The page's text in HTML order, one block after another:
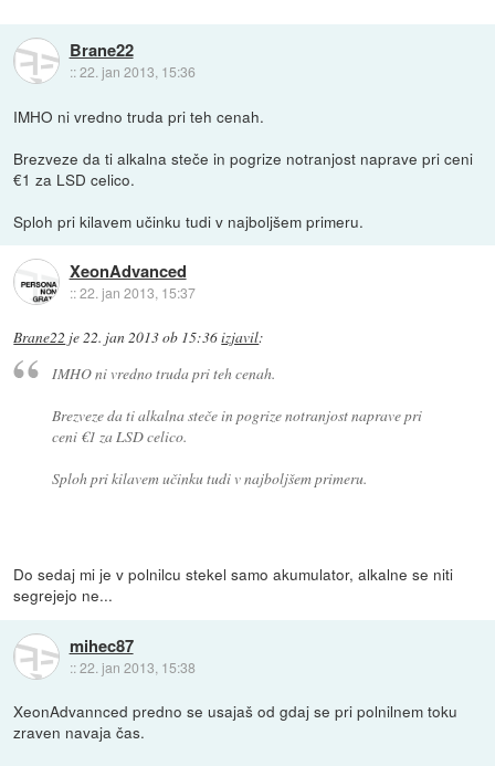
Brane22
::22. jan 2013, 15:36
IMHO ni vredno truda pri teh cenah.
Brezveze da ti alkalna steče in pogrize notranjost naprave pri ceni
€1 za LSD celico.
Sploh pri kilavem učinku tudi v najboljšem primeru.
XeonAdvanced
::22. jan 2013, 15:37
Brane22 je22. jan 2013 ob 15:36izjavil:
IMHO ni vredno truda pri teh cenah.
Brezveze da ti alkalna steče in pogrize notranjost naprave pri
ceni €1 za LSD celico.
Sploh pri kilavem učinku tudi v najboljšem primeru.
Do sedaj mi je v polnilcu stekel samo akumulator, alkalne se niti
segrejejo ne...
mihec87
::22. jan 2013, 15:38
XeonAdvannced predno se usajaš od gdaj se pri polnilnem toku
zraven navaja čas.